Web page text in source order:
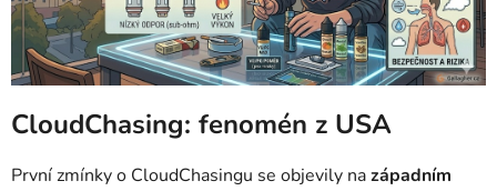
CloudChasing: fenomén z USA
První zmínky o CloudChasingu se objevily nazápadním